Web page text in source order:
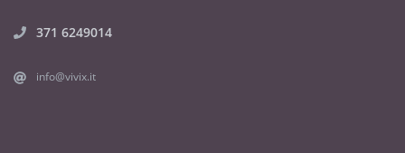
371 6249014
info@vivix.it